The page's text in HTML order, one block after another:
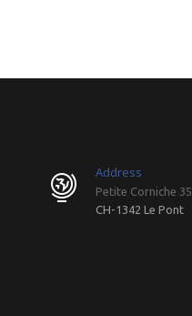
Address
Petite Corniche 35
CH-1342 Le Pont